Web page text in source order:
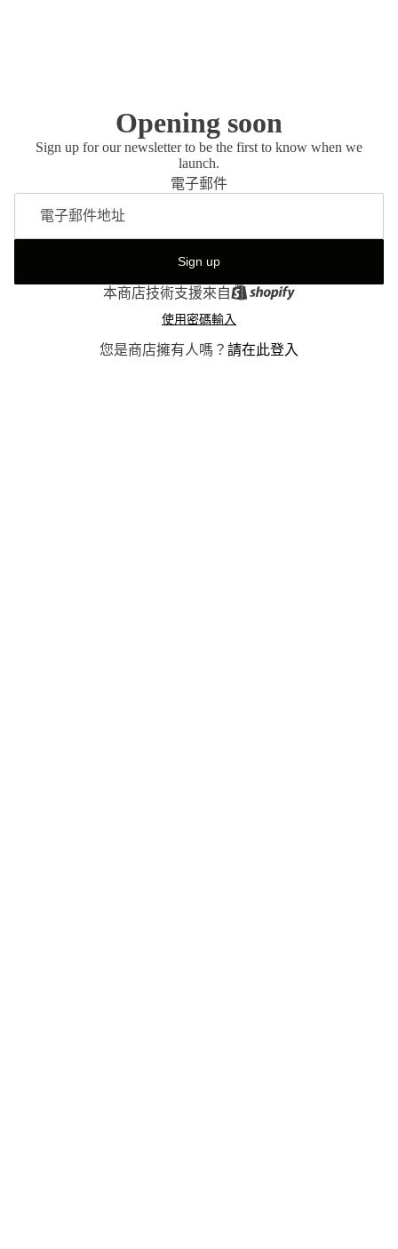
Opening soon
Sign up for our newsletter to be the first to know when we
launch.
電子郵件
Sign up
本商店技術支援來自
使用密碼輸入
您是商店擁有人嗎？ 請在此登入